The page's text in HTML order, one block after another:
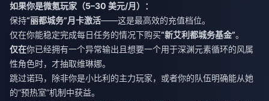
如果你是微氪玩家（5–30 美元/月）：
保持“丽都城务”月卡激活——这是最高效的充值档位。
仅在你能稳定完成每日任务的情况下购买“新艾利都城务基金”。
仅在你已经拥有一个异常输出且想要一个用于深渊元素循环的风属
性角色时，才抽取维琳娜。
跳过诺玛，除非你是小比利的主力玩家，或者你的队伍明确能从她
的“预热室”机制中获益。